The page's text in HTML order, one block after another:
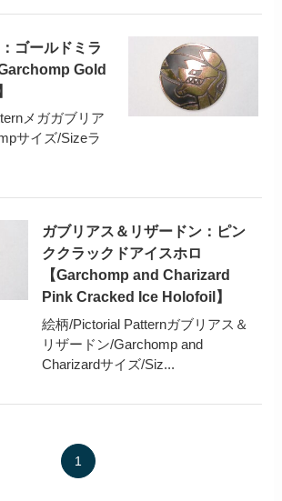
ゴールドミラ
Gold
メガガブリア
サイズ/Sizeラ
ガブリアス＆リザードン：ピン
ククラックドアイスホロ
【Garchomp and Charizard
Pink Cracked Ice Holofoil】
絵柄/Pictorial Patternガブリアス＆
リザードン/Garchomp and
Charizardサイズ/Siz...
1